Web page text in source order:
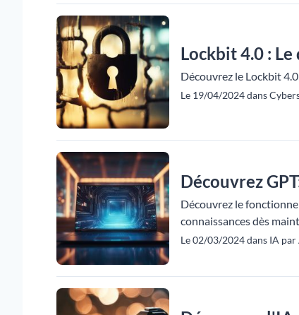
Lockbit 4.0 :
Découvrez le Lockbit
Le 19/04/2024 dans
Découvrez
Découvrez le
connaissances dès
Le 02/03/2024 dans IA par